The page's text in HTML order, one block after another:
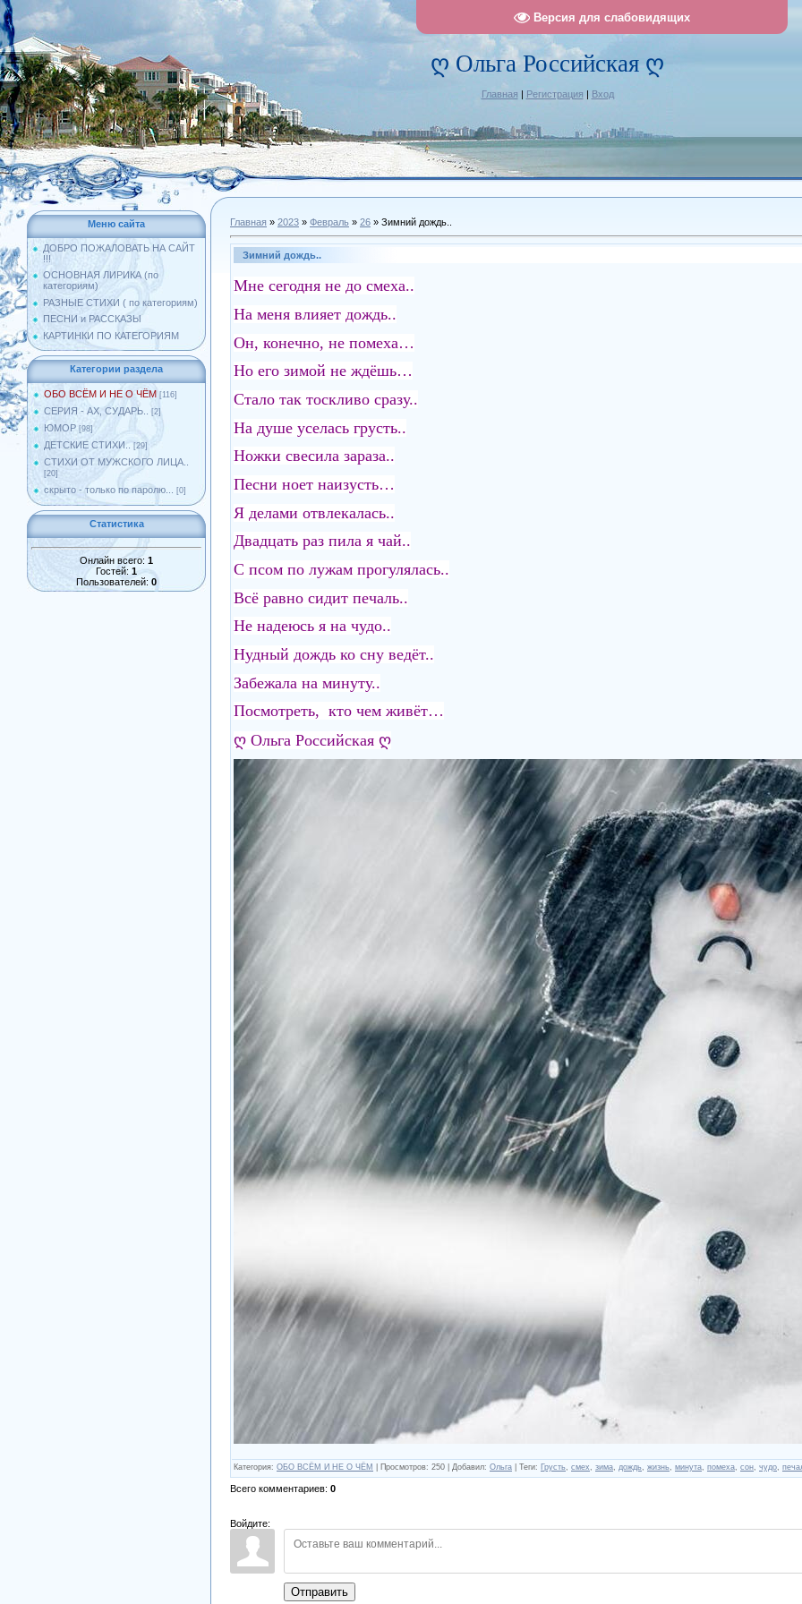
Версия для слабовидящих
ღ Ольга Российская ღ
Главная | Регистрация | Вход
Меню сайта
ДОБРО ПОЖАЛОВАТЬ НА САЙТ
!!!
ОСНОВНАЯ ЛИРИКА (по
категориям)
РАЗНЫЕ СТИХИ ( по категориям)
ПЕСНИ и РАССКАЗЫ
КАРТИНКИ ПО КАТЕГОРИЯМ
Категории раздела
ОБО ВСЁМ И НЕ О ЧЁМ [116]
СЕРИЯ - АХ, СУДАРЬ.. [2]
ЮМОР [98]
ДЕТСКИЕ СТИХИ.. [29]
СТИХИ ОТ МУЖСКОГО ЛИЦА..
[20]
скрыто - только по паролю... [0]
Статистика
Онлайн всего: 1
Гостей: 1
Пользователей: 0
Главная » 2023 » Февраль » 26 » Зимний дождь..
Зимний дождь..
Мне сегодня не до смеха..
На меня влияет дождь..
Он, конечно, не помеха…
Но его зимой не ждёшь…
Стало так тоскливо сразу..
На душе уселась грусть..
Ножки свесила зараза..
Песни ноет наизусть…
Я делами отвлекалась..
Двадцать раз пила я чай..
С псом по лужам прогулялась..
Всё равно сидит печаль..
Не надеюсь я на чудо..
Нудный дождь ко сну ведёт..
Забежала на минуту..
Посмотреть, кто чем живёт…
ღ Ольга Российская ღ
Категория: ОБО ВСЁМ И НЕ О ЧЁМ Просмотров: 250 Добавил: Ольга Теги: Грусть смех зима дождь жизнь минута помеха сон чудо
Всего комментариев: 0
Войдите:
Отправить